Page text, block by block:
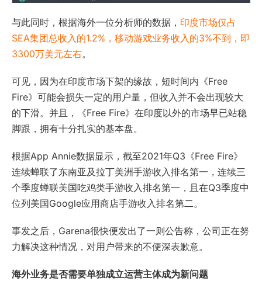
与此同时，根据海外一位分析师的数据， 印度市场仅占
SEA集团总收入的1.2%，移动游戏业务收入的3%不到，即
3300万美元左右。
可见，因为在印度市场下架的缘故，短时间内《Free
Fire》可能会损失一定的用户量，但收入并不会出现较大
的下滑。并且，《Free Fire》在印度以外的市场早已站稳
脚跟，拥有十分扎实的基本盘。
根据App Annie数据显示，截至2021年Q3《Free Fire》
连续蝉联了东南亚及拉丁美洲手游收入排名第一，连续三
个季度蝉联美国吃鸡类手游收入排名第一，且在Q3季度中
位列美国Google应用商店手游收入排名第二。
事发之后，Garena很快便发出了一则公告称，公司正在努
力解决这种情况，对用户带来的不便深表歉意。
海外业务是否需要单独成立运营主体成为新问题